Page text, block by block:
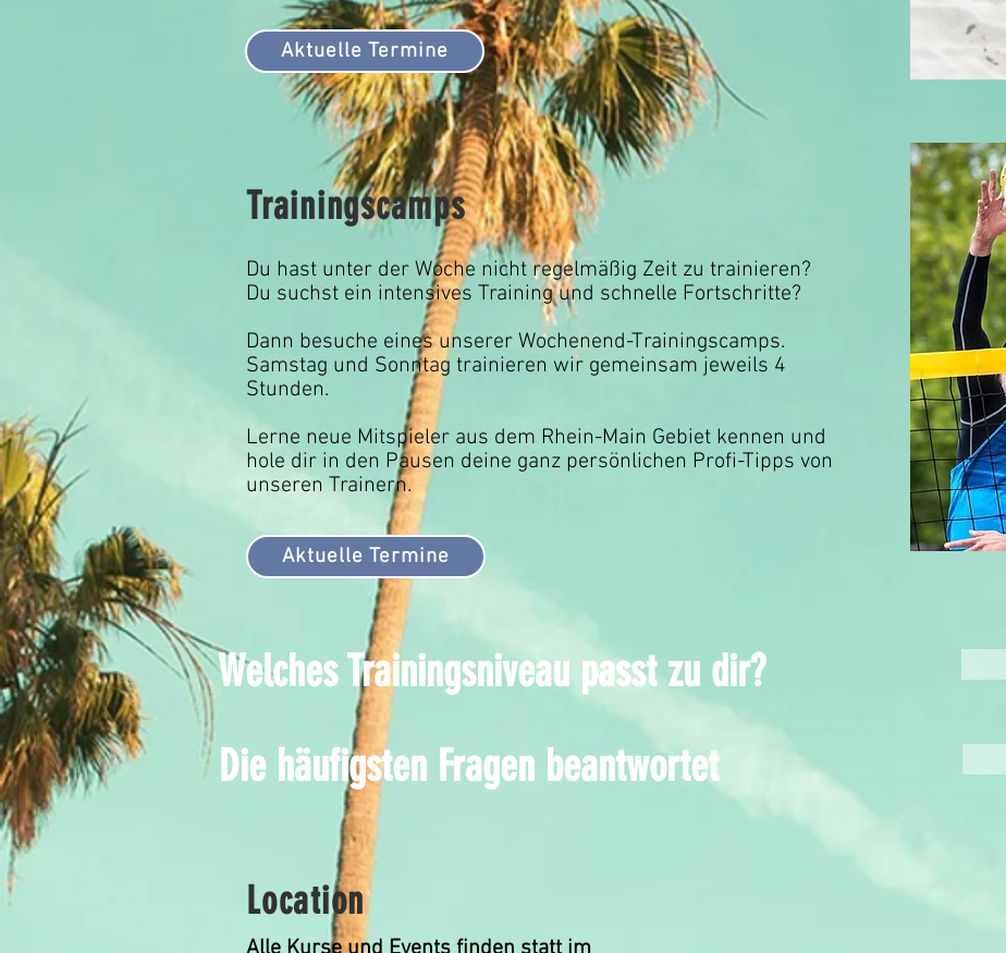
Aktuelle Termine
Trainingscamps
Du hast unter der Woche nicht regelmäßig Zeit zu trainieren?
Du suchst ein intensives Training und schnelle Fortschritte?
Dann besuche eines unserer Wochenend-Trainingscamps.
Samstag und Sonntag trainieren wir gemeinsam jeweils 4
Stunden.
Lerne neue Mitspieler aus dem Rhein-Main Gebiet kennen und
hole dir in den Pausen deine ganz persönlichen Profi-Tipps von
unseren Trainern.
Aktuelle Termine
Welches Trainingsniveau passt zu dir?
Die häufigsten Fragen beantwortet
Location